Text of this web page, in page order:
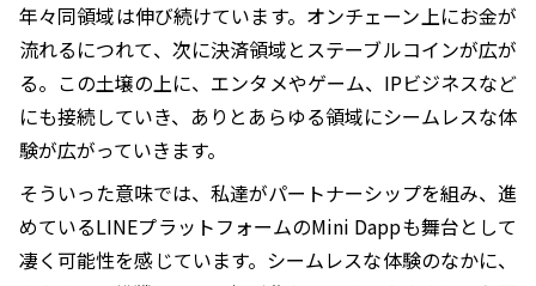
年々同領域は伸び続けています。オンチェーン上にお金が
流れるにつれて、次に決済領域とステーブルコインが広が
る。この土壌の上に、エンタメやゲーム、IPビジネスなど
にも接続していき、ありとあらゆる領域にシームレスな体
験が広がっていきます。
そういった意味では、私達がパートナーシップを組み、進
めているLINEプラットフォームのMini Dappも舞台として
凄く可能性を感じています。シームレスな体験のなかに、